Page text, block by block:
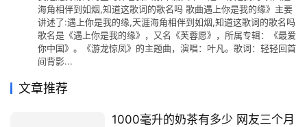
海角相伴到如烟,知道这歌词的歌名吗 歌曲遇上你是我的缘》主要
讲述了:遇上你是我的缘,天涯海角相伴到如烟,知道这歌词的歌名吗
歌名是《遇上你是我的缘》，又名《芙蓉愿》，所属专辑：《最爱
你中国》。《游龙惊凤》的主题曲，演唱：叶凡。歌词：轻轻回首
间背影...
文章推荐
1000毫升的奶茶有多少 网友三个月